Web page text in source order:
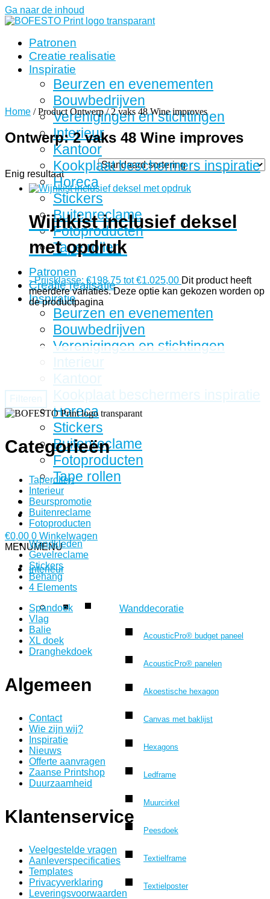
Ga naar de inhoud
Patronen
Creatie realisatie
Inspiratie
Beurzen en evenementen
Bouwbedrijven
Verenigingen en stichtingen
Interieur
Kantoor
Kookplaat beschermers inspiratie
Horeca
Stickers
Buitenreclame
Fotoproducten
Tape rollen
Patronen
Creatie realisatie
Inspiratie
Beurzen en evenementen
Bouwbedrijven
Verenigingen en stichtingen
Interieur
Kantoor
Kookplaat beschermers inspiratie
Horeca
Stickers
Buitenreclame
Fotoproducten
Tape rollen
€0,00 0 Winkelwagen
MENUMENU
Interieur
Wanddecoratie
AcousticPro® budget paneel
AcousticPro® panelen
Akoestische hexagon
Canvas met baklijst
Hexagons
Ledframe
Muurcirkel
Peesdoek
Textielframe
Textielposter
Home / Product Ontwerp / 2 vaks 48 Wine improves
Ontwerp: 2 vaks 48 Wine improves
Enig resultaat
Wijnkist inclusief deksel
met opdruk
- Prijsklasse: €198,75 tot €1.025,00 Dit product heeft
meerdere variaties. Deze optie kan gekozen worden op
de productpagina
Filteren
Categorieën
Taperollen
Interieur
Beurspromotie
Buitenreclame
Fotoproducten
Wandkleden
Gevelreclame
Stickers
Behang
4 Elements
Spandoek
Vlag
Balie
XL doek
Dranghekdoek
Algemeen
Contact
Wie zijn wij?
Inspiratie
Nieuws
Offerte aanvragen
Zaanse Printshop
Duurzaamheid
Klantenservice
Veelgestelde vragen
Aanleverspecificaties
Templates
Privacyverklaring
Leveringsvoorwaarden